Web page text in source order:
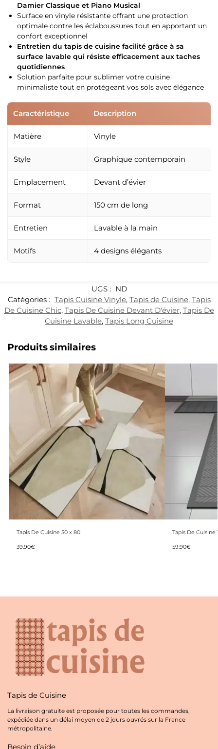
Damier Classique et Piano Musical
Surface en vinyle résistante offrant une protection
optimale contre les éclaboussures tout en apportant un
confort exceptionnel
Entretien du tapis de cuisine facilité grâce à sa
surface lavable qui résiste efficacement aux taches
quotidiennes
Solution parfaite pour sublimer votre cuisine
minimaliste tout en protégeant vos sols avec élégance
Caractéristique Description
Matière Vinyle
Style Graphique contemporain
Emplacement Devant d’évier
Format 150 cm de long
Entretien Lavable à la main
Motifs 4 designs élégants
UGS : ND
Catégories : Tapis Cuisine Vinyle, Tapis de Cuisine, Tapis
De Cuisine Chic, Tapis De Cuisine Devant D'évier, Tapis De
Cuisine Lavable, Tapis Long Cuisine
Produits similaires
Tapis De Cuisine 50 x 80
39.90€
Tapis De Cuisine
59.90€
Tapis de Cuisine
La livraison gratuite est proposée pour toutes les commandes,
expédiée dans un délai moyen de 2 jours ouvrés sur la France
métropolitaine.
Besoin d’aide